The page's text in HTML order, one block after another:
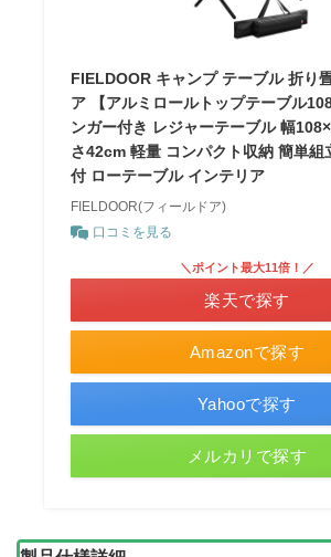
FIELDOOR キャンプ テーブル 折り
ア 【アルミロールトップテーブル
ンガー付き レジャーテーブル 幅
さ42cm 軽量 コンパクト収納 簡単組
付 ローテーブル インテリア
FIELDOOR(フィールドア)
口コミを見る
Amazonで探す
＼ポイント最大11倍！／
楽天で探す
Yahooで探す
メルカリで探す